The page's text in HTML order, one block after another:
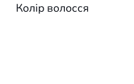
Колір волосся